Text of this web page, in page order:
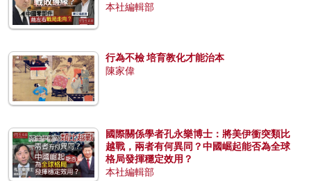
本社編輯部
行為不檢 培育教化才能治本
陳家偉
國際關係學者孔永樂博士：將美伊衝突類比
越戰，兩者有何異同？中國崛起能否為全球
格局發揮穩定效用？
本社編輯部